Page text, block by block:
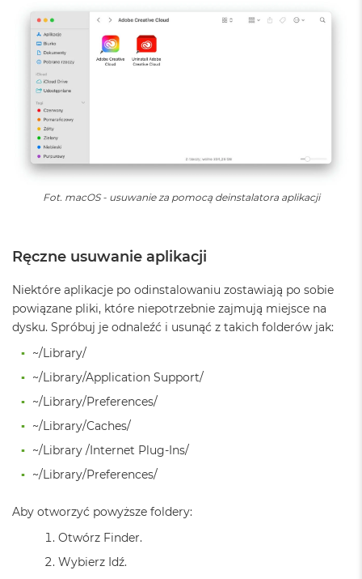
d
ł
u
g
k
o
l
o
r
u
M
c
k
r
G
w
e
z
n
C
z
r
a
B
Fot. macOS - usuwanie za pomocą deinstalatora aplikacji
Ręczne usuwanie aplikacji
Niektóre aplikacje po odinstalowaniu zostawiają po sobie
powiązane pliki, które niepotrzebnie zajmują miejsce na
dysku. Spróbuj je odnaleźć i usunąć z takich folderów jak:
~/Library/
~/Library/Application Support/
~/Library/Preferences/
~/Library/Caches/
~/Library /Internet Plug-Ins/
~/Library/Preferences/
Aby otworzyć powyższe foldery:
Otwórz Finder.
Wybierz Idź.